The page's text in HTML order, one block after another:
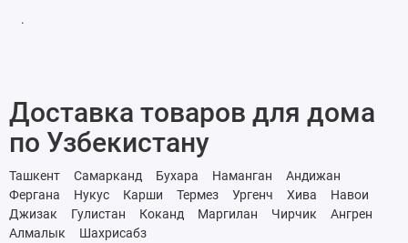
.
Доставка товаров для дома
по Узбекистану
Ташкент Самарканд Бухара Наманган
Андижан
Фергана
Нукус Карши Термез Ургенч Хива
Навои
Джизак
Гулистан Коканд Маргилан Чирчик
Ангрен
Алмалык
Шахрисабз